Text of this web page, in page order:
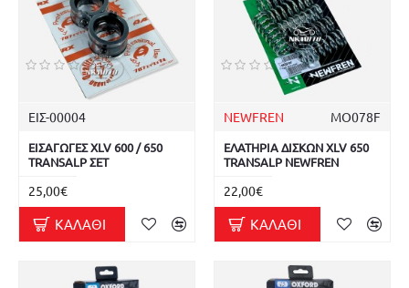
ΕΙΣ-00004
ΕΙΣΑΓΩΓΕΣ XLV 600 / 650
TRANSALP ΣΕΤ
25,00€
ΚΑΛΆΘΙ
NEWFREN MO078F
ΕΛΑΤΗΡΙΑ ΔΙΣΚΩΝ XLV 650
TRANSALP NEWFREN
22,00€
ΚΑΛΆΘΙ